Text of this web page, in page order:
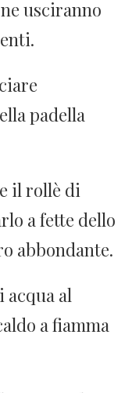
usciranno
padella
il rollè di
a fette dello
abbondante.
acqua al
a fiamma